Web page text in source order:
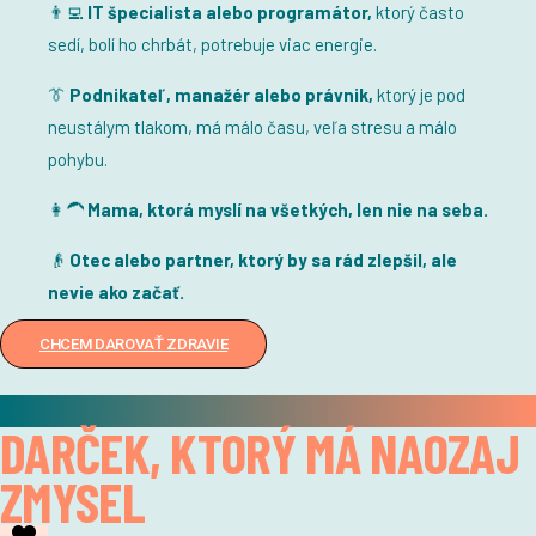
👨‍💻 IT špecialista alebo programátor, ktorý často
sedí, bolí ho chrbát, potrebuje viac energie.
👔 Podnikateľ, manažér alebo právnik, ktorýje pod
neustálym tlakom, má málo času, veľa stresu a málo
pohybu.
👩‍🦱 Mama, ktorá myslí na všetkých, len nie na seba.
👴 Otec alebo partner, ktorý by sa rád zlepšil, ale
nevie ako začať.
CHCEM DAROVAŤ ZDRAVIE
DARČEK, KTORÝ MÁ NAOZAJ
ZMYSEL